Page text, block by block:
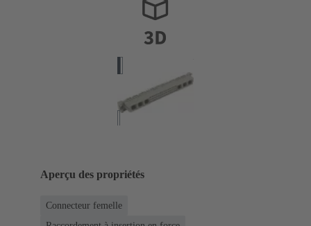
Aperçu des propriétés
Connecteur femelle